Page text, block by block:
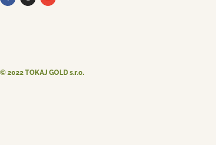
© 2022 TOKAJ GOLD s.r.o.